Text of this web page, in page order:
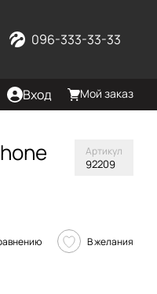
096-333-33-33
Вход Мой заказ
Артикул
92209
В желания